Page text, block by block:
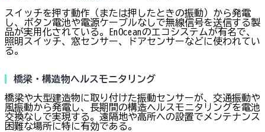
スイッチを押す動作（または押したときの振動）から発電
し、ボタン電池や電源ケーブルなしで無線信号を送信する製
品が実用化されている。EnOceanのエコシステムが有名で、
照明スイッチ、窓センサー、ドアセンサーなどに使われてい
る。
橋梁・構造物ヘルスモニタリング
橋梁や大型建造物に取り付けた振動センサーが、交通振動や
風振動から発電し、長期間の構造ヘルスモニタリングを電池
交換なしで実現する。遠隔地や高所への設置でメンテナンス
困難な場所に特に有効である。